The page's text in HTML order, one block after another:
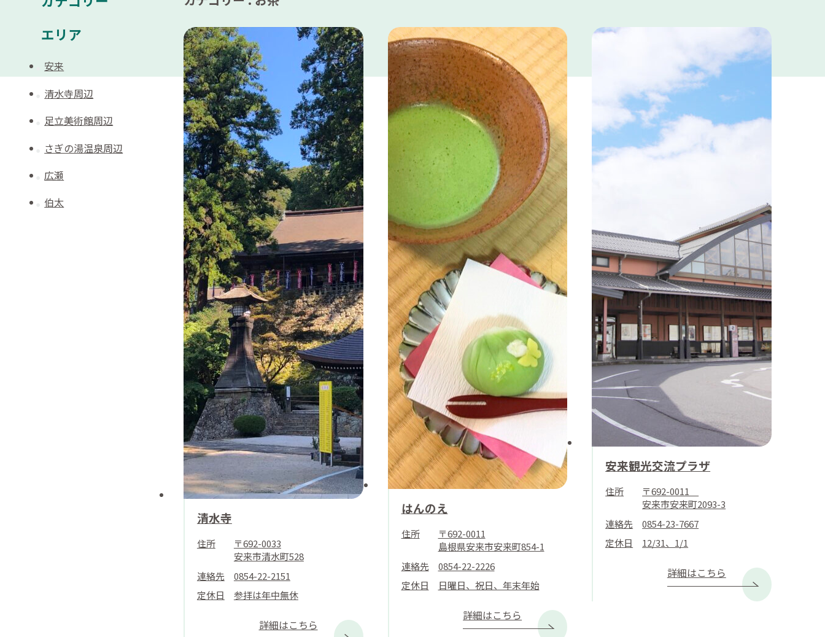
エリア
安来
清水寺周辺
足立美術館周辺
さぎの湯温泉周辺
広瀬
伯太
清水寺
住所
〒692-0033
安来市清水町528
連絡先
0854-22-2151
定休日
参拝は年中無休
詳細はこちら
はんのえ
住所
〒692-0011
島根県安来市安来町854-1
連絡先
0854-22-2226
定休日
日曜日、祝日、年末年始
詳細はこちら
安来観光交流プラザ
住所
〒692-0011
安来市安来町2093-3
連絡先
0854-23-7667
定休日
12/31、1/1
詳細はこちら